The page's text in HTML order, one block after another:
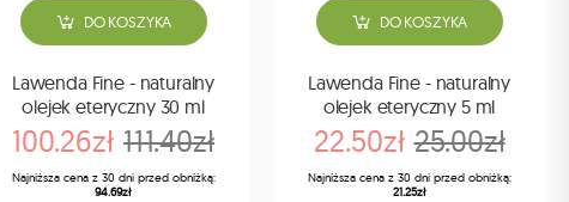
DO KOSZYKA
Lawenda Fine - naturalny
olejek eteryczny 30 ml
100.26zł 111.40zł
Najniższa cena z 30 dni przed obniżką:
94.69zł
DO KOSZYKA
Lawenda Fine - naturalny
olejek eteryczny 5 ml
22.50zł 25.00zł
Najniższa cena z 30 dni przed obniżką:
21.25zł